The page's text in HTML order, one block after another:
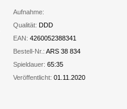
Aufnahme:
Qualität: DDD
EAN: 4260052388341
Bestell-Nr.: ARS 38 834
Spieldauer: 65:35
Veröffentlicht: 01.11.2020